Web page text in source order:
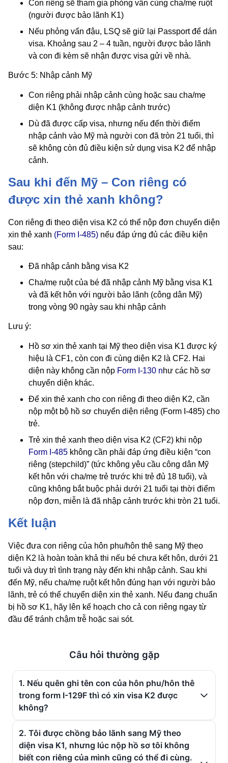
Con riêng sẽ tham gia phỏng vấn cùng cha/mẹ ruột
(người được bảo lãnh K1)
Nếu phỏng vấn đậu, LSQ sẽ giữ lại Passport để dán
visa. Khoảng sau 2 – 4 tuần, người được bảo lãnh
và con đi kèm sẽ nhận được visa gửi về nhà.
Bước 5: Nhập cảnh Mỹ
Con riêng phải nhập cảnh cùng hoặc sau cha/mẹ
diện K1 (không được nhập cảnh trước)
Dù đã được cấp visa, nhưng nếu đến thời điểm
nhập cảnh vào Mỹ mà người con đã tròn 21 tuổi, thì
sẽ không còn đủ điều kiện sử dụng visa K2 để nhập
cảnh.
Sau khi đến Mỹ – Con riêng có
được xin thẻ xanh không?
Con riêng đi theo diện visa K2 có thể nộp đơn chuyển diện
xin thẻ xanh (Form I-485) nếu đáp ứng đủ các điều kiện
sau:
Đã nhập cảnh bằng visa K2
Cha/mẹ ruột của bé đã nhập cảnh Mỹ bằng visa K1
và đã kết hôn với người bảo lãnh (công dân Mỹ)
trong vòng 90 ngày sau khi nhập cảnh
Lưu ý:
Hồ sơ xin thẻ xanh tại Mỹ theo diện visa K1 được ký
hiệu là CF1, còn con đi cùng diện K2 là CF2. Hai
diện này không cần nộp Form I-130 như các hồ sơ
chuyển diện khác.
Để xin thẻ xanh cho con riêng đi theo diện K2, cần
nộp một bộ hồ sơ chuyển diện riêng (Form I-485) cho
trẻ.
Trẻ xin thẻ xanh theo diện visa K2 (CF2) khi nộp
Form I-485 không cần phải đáp ứng điều kiện “con
riêng (stepchild)” (tức không yêu cầu công dân Mỹ
kết hôn với cha/mẹ trẻ trước khi trẻ đủ 18 tuổi), và
cũng không bắt buộc phải dưới 21 tuổi tại thời điểm
nộp đơn, miễn là đã nhập cảnh trước khi tròn 21 tuổi.
Kết luận
Việc đưa con riêng của hôn phu/hôn thê sang Mỹ theo
diện K2 là hoàn toàn khả thi nếu bé chưa kết hôn, dưới 21
tuổi và duy trì tình trạng này đến khi nhập cảnh. Sau khi
đến Mỹ, nếu cha/mẹ ruột kết hôn đúng hạn với người bảo
lãnh, trẻ có thể chuyển diện xin thẻ xanh. Nếu đang chuẩn
bị hồ sơ K1, hãy lên kế hoạch cho cả con riêng ngay từ
đầu để tránh chậm trễ hoặc sai sót.
Câu hỏi thường gặp
1. Nếu quên ghi tên con của hôn phu/hôn thê
trong form I-129F thì có xin visa K2 được
không?
2. Tôi được chồng bảo lãnh sang Mỹ theo
diện visa K1, nhưng lúc nộp hồ sơ tôi không
biết con riêng của mình cũng có thể đi cùng.